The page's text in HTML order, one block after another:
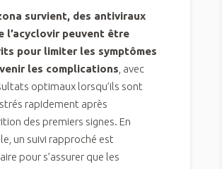
survient, des antiviraux
l’acyclovir peuvent être
pour limiter les symptômes
les complications, avec
optimaux lorsqu’ils sont
rapidement après
des premiers signes. En
un suivi rapproché est
pour s’assurer que les